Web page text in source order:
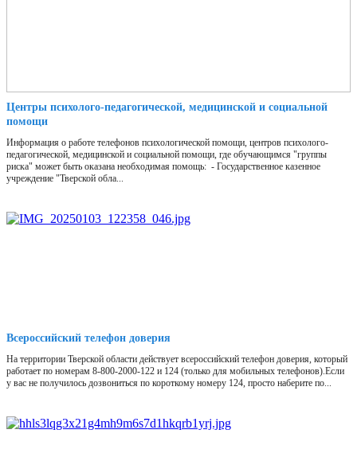
Центры психолого-педагогической, медицинской и социальной
помощи
Информация о работе телефонов психологической помощи, центров психолого-
педагогической, медицинской и социальной помощи, где обучающимся "группы
риска" может быть оказана необходимая помощь: - Государственное казенное
учреждение "Тверской обла...
Всероссийский телефон доверия
На территории Тверской области действует всероссийский телефон доверия, который
работает по номерам 8-800-2000-122 и 124 (только для мобильных телефонов).Если
у вас не получилось дозвониться по короткому номеру 124, просто наберите по...